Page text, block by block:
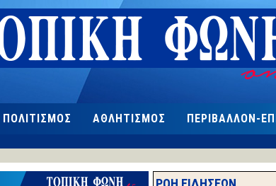
ΠΟΛΙΤΙΣΜΟΣ ΑΘΛΗΤΙΣΜΟΣ ΠΕΡΙΒΑΛΛΟΝ-